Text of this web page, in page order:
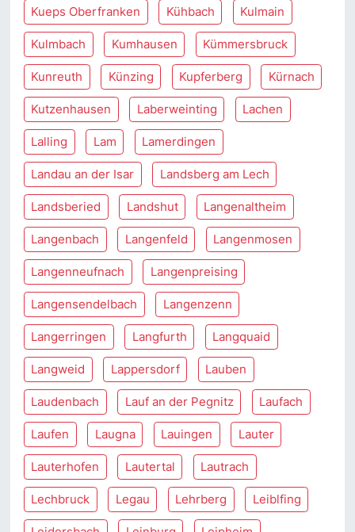
Kueps Oberfranken Kühbach Kulmain
Kulmbach Kumhausen Kümmersbruck
Kunreuth Künzing Kupferberg Kürnach
Kutzenhausen Laberweinting Lachen
Lalling Lam Lamerdingen
Landau an der Isar Landsberg am Lech
Landsberied Landshut Langenaltheim
Langenbach Langenfeld Langenmosen
Langenneufnach Langenpreising
Langensendelbach Langenzenn
Langerringen Langfurth Langquaid
Langweid Lappersdorf Lauben
Laudenbach Lauf an der Pegnitz Laufach
Laufen Laugna Lauingen Lauter
Lauterhofen Lautertal Lautrach
Lechbruck Legau Lehrberg Leiblfing